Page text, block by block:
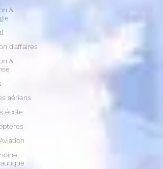
&
d'affaires
&
aériens
école